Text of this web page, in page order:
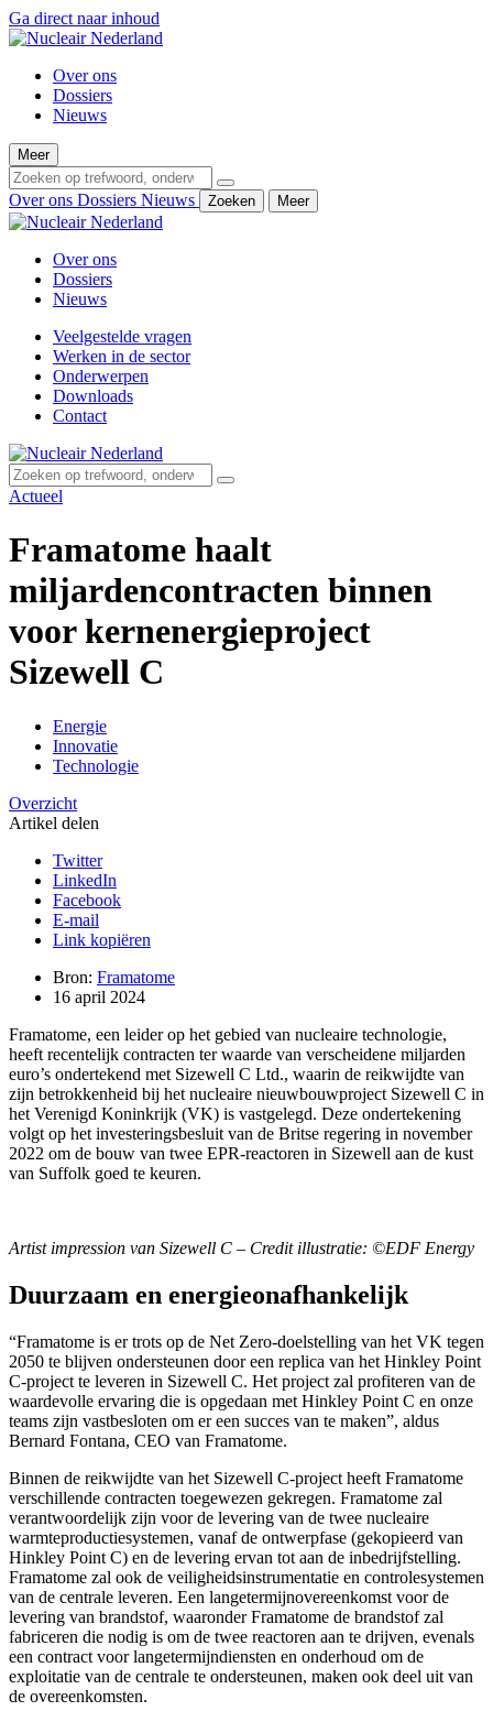
Ga direct naar inhoud
Over ons
Dossiers
Nieuws
Meer
Over ons Dossiers Nieuws Zoeken Meer
Over ons
Dossiers
Nieuws
Veelgestelde vragen
Werken in de sector
Onderwerpen
Downloads
Contact
Actueel
Framatome haalt
miljardencontracten binnen
voor kernenergieproject
Sizewell C
Energie
Innovatie
Technologie
Overzicht
Artikel delen
Twitter
LinkedIn
Facebook
E-mail
Link kopiëren
Bron: Framatome
16 april 2024
Framatome, een leider op het gebied van nucleaire technologie,
heeft recentelijk contracten ter waarde van verscheidene miljarden
euro’s ondertekend met Sizewell C Ltd., waarin de reikwijdte van
zijn betrokkenheid bij het nucleaire nieuwbouwproject Sizewell C in
het Verenigd Koninkrijk (VK) is vastgelegd. Deze ondertekening
volgt op het investeringsbesluit van de Britse regering in november
2022 om de bouw van twee EPR-reactoren in Sizewell aan de kust
van Suffolk goed te keuren.
Artist impression van Sizewell C – Credit illustratie: ©EDF Energy
Duurzaam en energieonafhankelijk
“Framatome is er trots op de Net Zero-doelstelling van het VK tegen
2050 te blijven ondersteunen door een replica van het Hinkley Point
C-project te leveren in Sizewell C. Het project zal profiteren van de
waardevolle ervaring die is opgedaan met Hinkley Point C en onze
teams zijn vastbesloten om er een succes van te maken”, aldus
Bernard Fontana, CEO van Framatome.
Binnen de reikwijdte van het Sizewell C-project heeft Framatome
verschillende contracten toegewezen gekregen. Framatome zal
verantwoordelijk zijn voor de levering van de twee nucleaire
warmteproductiesystemen, vanaf de ontwerpfase (gekopieerd van
Hinkley Point C) en de levering ervan tot aan de inbedrijfstelling.
Framatome zal ook de veiligheidsinstrumentatie en controlesystemen
van de centrale leveren. Een langetermijnovereenkomst voor de
levering van brandstof, waaronder Framatome de brandstof zal
fabriceren die nodig is om de twee reactoren aan te drijven, evenals
een contract voor langetermijndiensten en onderhoud om de
exploitatie van de centrale te ondersteunen, maken ook deel uit van
de overeenkomsten.